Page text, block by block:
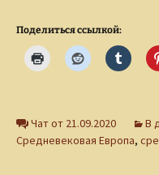
Поделиться ссылкой:
Чат от 21.09.2020
В
Средневековая Европа,